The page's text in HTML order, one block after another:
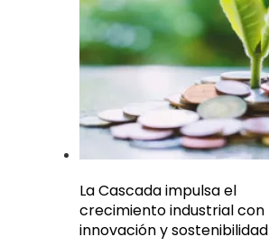
La Cascada impulsa el
crecimiento industrial con
innovación y sostenibilidad